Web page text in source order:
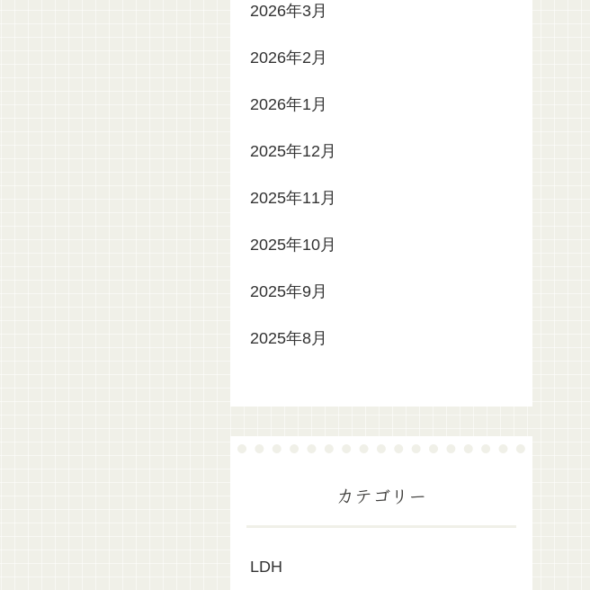
2026年3月
2026年2月
2026年1月
2025年12月
2025年11月
2025年10月
2025年9月
2025年8月
カテゴリー
LDH